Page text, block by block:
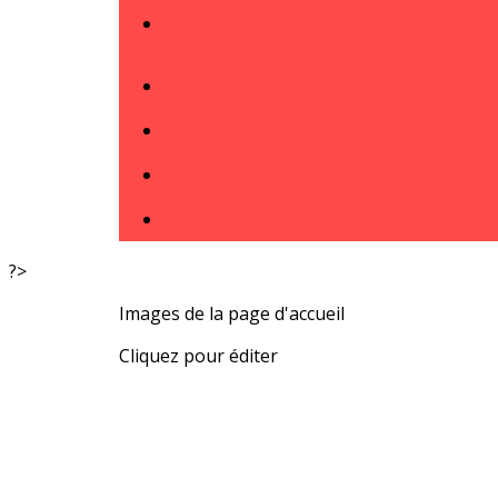
?>
Images de la page d'accueil
Cliquez pour éditer